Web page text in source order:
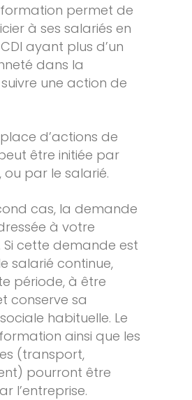
permet de
à ses salariés en
ayant plus d’un
dans la
une action de
d’actions de
être initiée par
ou par le salarié.
cas, la demande
à votre
Si cette demande est
salarié continue,
période, à être
conserve sa
habituelle. Le
ainsi que les
(transport,
pourront être
l’entreprise.